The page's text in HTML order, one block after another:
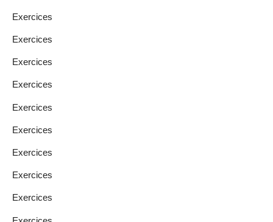
Exercices
Exercices
Exercices
Exercices
Exercices
Exercices
Exercices
Exercices
Exercices